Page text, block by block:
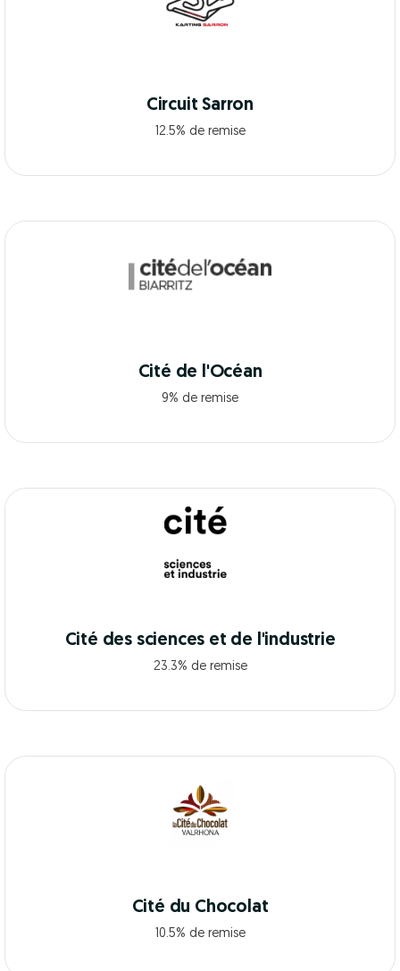
Circuit Sarron
12.5% de remise
Cité de l'Océan
9% de remise
Cité des sciences et de l'industrie
23.3% de remise
Cité du Chocolat
10.5% de remise